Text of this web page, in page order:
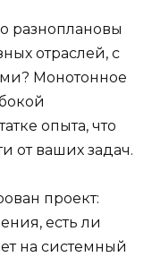
разноплановы
отраслей, с
Монотонное
опыта, что
от ваших задач.
проект:
есть ли
на системный